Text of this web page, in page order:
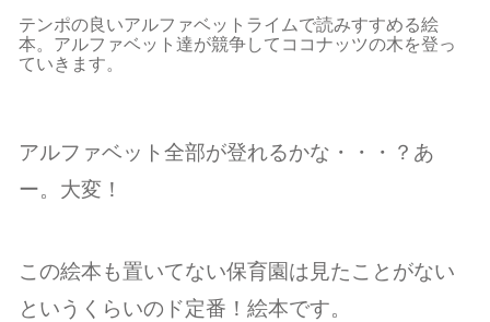
テンポの良いアルファベットライムで読みすすめる絵
本。アルファベット達が競争してココナッツの木を登っ
ていきます。
アルファベット全部が登れるかな・・・？あ
ー。大変！
この絵本も置いてない保育園は見たことがない
というくらいのド定番！絵本です。